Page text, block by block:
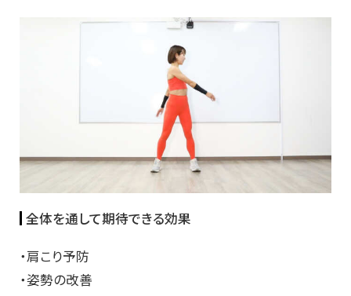
全体を通して期待できる効果
・肩こり予防
・姿勢の改善